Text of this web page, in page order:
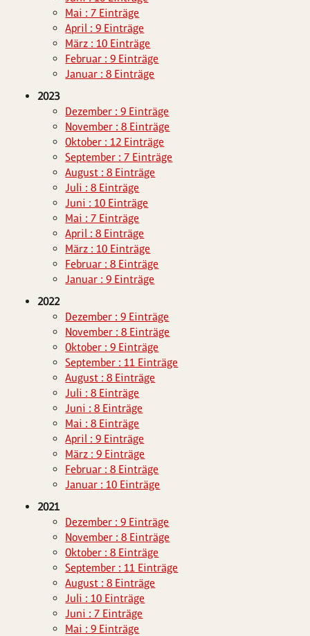
Mai : 7 Einträge
April : 9 Einträge
März : 10 Einträge
Februar : 9 Einträge
Januar : 8 Einträge
2023
Dezember : 9 Einträge
November : 8 Einträge
Oktober : 12 Einträge
September : 7 Einträge
August : 8 Einträge
Juli : 8 Einträge
Juni : 10 Einträge
Mai : 7 Einträge
April : 8 Einträge
März : 10 Einträge
Februar : 8 Einträge
Januar : 9 Einträge
2022
Dezember : 9 Einträge
November : 8 Einträge
Oktober : 9 Einträge
September : 11 Einträge
August : 8 Einträge
Juli : 8 Einträge
Juni : 8 Einträge
Mai : 8 Einträge
April : 9 Einträge
März : 9 Einträge
Februar : 8 Einträge
Januar : 10 Einträge
2021
Dezember : 9 Einträge
November : 8 Einträge
Oktober : 8 Einträge
September : 11 Einträge
August : 8 Einträge
Juli : 10 Einträge
Juni : 7 Einträge
Mai : 9 Einträge